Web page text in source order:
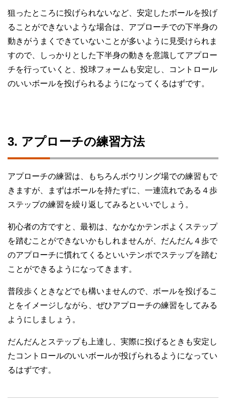
狙ったところに投げられないなど、安定したボールを投げ
ることができないような場合は、アプローチでの下半身の
動きがうまくできていないことが多いように見受けられま
すので、しっかりとした下半身の動きを意識してアプロー
チを行っていくと、投球フォームも安定し、コントロール
のいいボールを投げられるようになってくるはずです。
3. アプローチの練習方法
アプローチの練習は、もちろんボウリング場での練習もで
きますが、まずはボールを持たずに、一連流れである４歩
ステップの練習を繰り返してみるといいでしょう。
初心者の方ですと、最初は、なかなかテンポよくステップ
を踏むことができないかもしれませんが、だんだん４歩で
のアプローチに慣れてくるといいテンポでステップを踏む
ことができるようになってきます。
普段歩くときなどでも構いませんので、ボールを投げるこ
とをイメージしながら、ぜひアプローチの練習をしてみる
ようにしましょう。
だんだんとステップも上達し、実際に投げるときも安定し
たコントロールのいいボールが投げられるようになってい
るはずです。